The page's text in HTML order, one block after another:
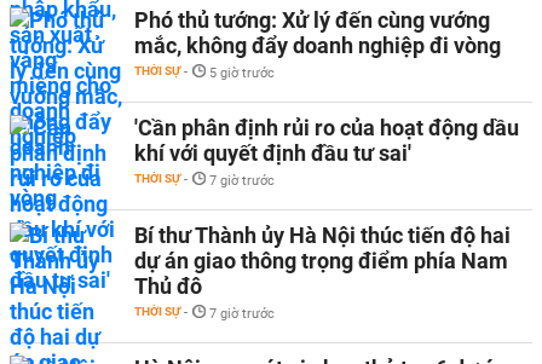
Phó thủ tướng: Xử lý đến cùng vướng
mắc, không đẩy doanh nghiệp đi vòng
THỜI SỰ - 5 giờ trước
'Cần phân định rủi ro của hoạt động dầu
khí với quyết định đầu tư sai'
THỜI SỰ - 7 giờ trước
Bí thư Thành ủy Hà Nội thúc tiến độ hai
dự án giao thông trọng điểm phía Nam
Thủ đô
THỜI SỰ - 7 giờ trước